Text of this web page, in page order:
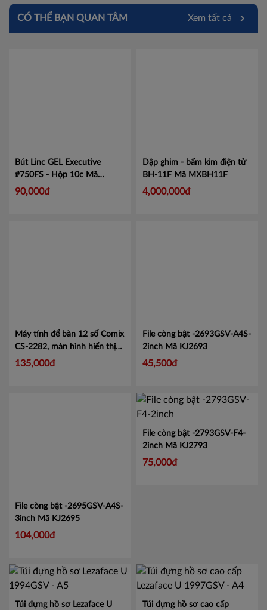
CÓ THỂ BẠN QUAN TÂM Xem tất cả
Bút Linc GEL Executive
#750FS - Hộp 10c Mã
LIN750
90,000đ
Dập ghim - bấm kim điện tử
BH-11F Mã MXBH11F
4,000,000đ
Máy tính để bàn 12 số Comix
CS-2282, màn hình hiển thị
lớn tiện lợi.
135,000đ
File còng bật -2693GSV-A4S-
2inch Mã KJ2693
45,500đ
File còng bật -2695GSV-A4S-
3inch Mã KJ2695
104,000đ
Túi đựng hồ sơ Lezaface U
Túi đựng hồ sơ cao cấp